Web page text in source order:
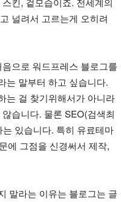
널려서 고르는게 오히려
으로 워드프레스 블로그를
는 말부터 하고 싶습니다.
는 걸 찾기위해서가 아니라
습니다. 물론 SEO(검색최
있습니다. 특히 유료테마
에 그점을 신경써서 제작,
말라는 이유는 블로그는 글